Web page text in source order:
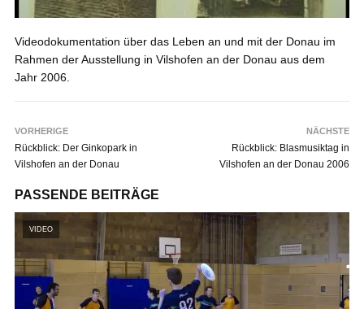
Videodokumentation über das Leben an und mit der Donau im
Rahmen der Ausstellung in Vilshofen an der Donau aus dem
Jahr 2006.
VORHERIGE
Rückblick: Der Ginkopark in
Vilshofen an der Donau
NÄCHSTE
Rückblick: Blasmusiktag in
Vilshofen an der Donau 2006
PASSENDE BEITRÄGE
VIDEO